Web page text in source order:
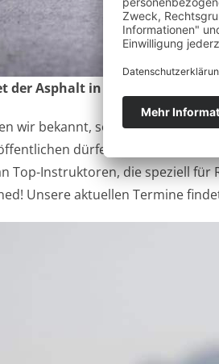
der Asphalt in Boxberg
wir bekannt, sobald die
dürfen. Neu für 2025
Top-Instruktoren, die speziell für
Unsere aktuellen Termine